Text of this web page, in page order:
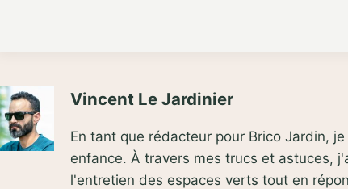
Vincent Le Jardinier
En tant que rédacteur pour Brico Jardin,
enfance. À travers mes trucs et astuces,
l'entretien des espaces verts tout en